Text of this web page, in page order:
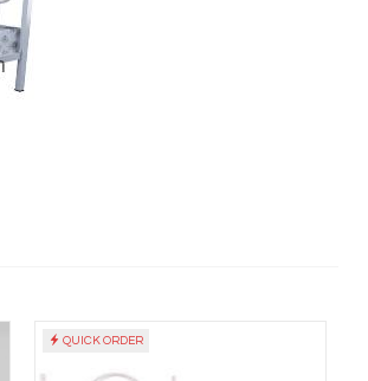
QUICK ORDER